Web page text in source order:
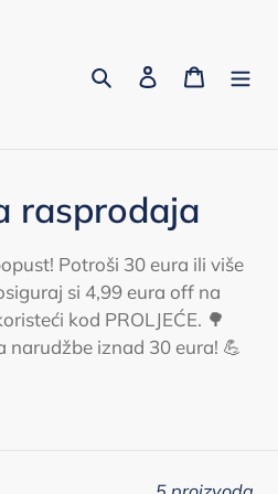
Traži Prijava
rasprodaja
Potroši 30 eura ili više
si 4,99 eura off na
kod PROLJEĆE. 🌳
narudžbe iznad 30 eura! 💪